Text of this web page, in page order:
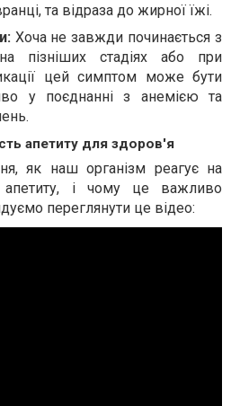
та відраза до жирної їжі.
Хоча не завжди починається з
пізніших стадіях або при
цей симптом може бути
у поєднанні з анемією та
апетиту для здоров'я
як наш організм реагує на
і чому це важливо
переглянути це відео: